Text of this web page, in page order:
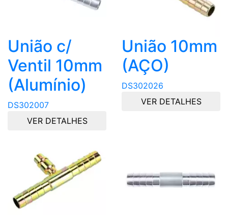
União c/
Ventil 10mm
(Alumínio)
DS302007
VER DETALHES
União 10mm
(AÇO)
DS302026
VER DETALHES